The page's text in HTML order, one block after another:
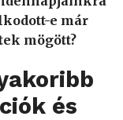
e már
mögött?
és